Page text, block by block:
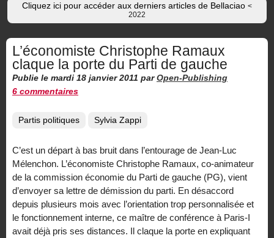
Cliquez ici pour accéder aux derniers articles de Bellaciao <
2022
L’économiste Christophe Ramaux
claque la porte du Parti de gauche
Publie le mardi 18 janvier 2011 par Open-Publishing
6 commentaires
Partis politiques Sylvia Zappi
C’est un départ à bas bruit dans l’entourage de Jean-Luc
Mélenchon. L’économiste Christophe Ramaux, co-animateur
de la commission économie du Parti de gauche (PG), vient
d’envoyer sa lettre de démission du parti. En désaccord
depuis plusieurs mois avec l’orientation trop personnalisée et
le fonctionnement interne, ce maître de conférence à Paris-I
avait déjà pris ses distances. Il claque la porte en expliquant